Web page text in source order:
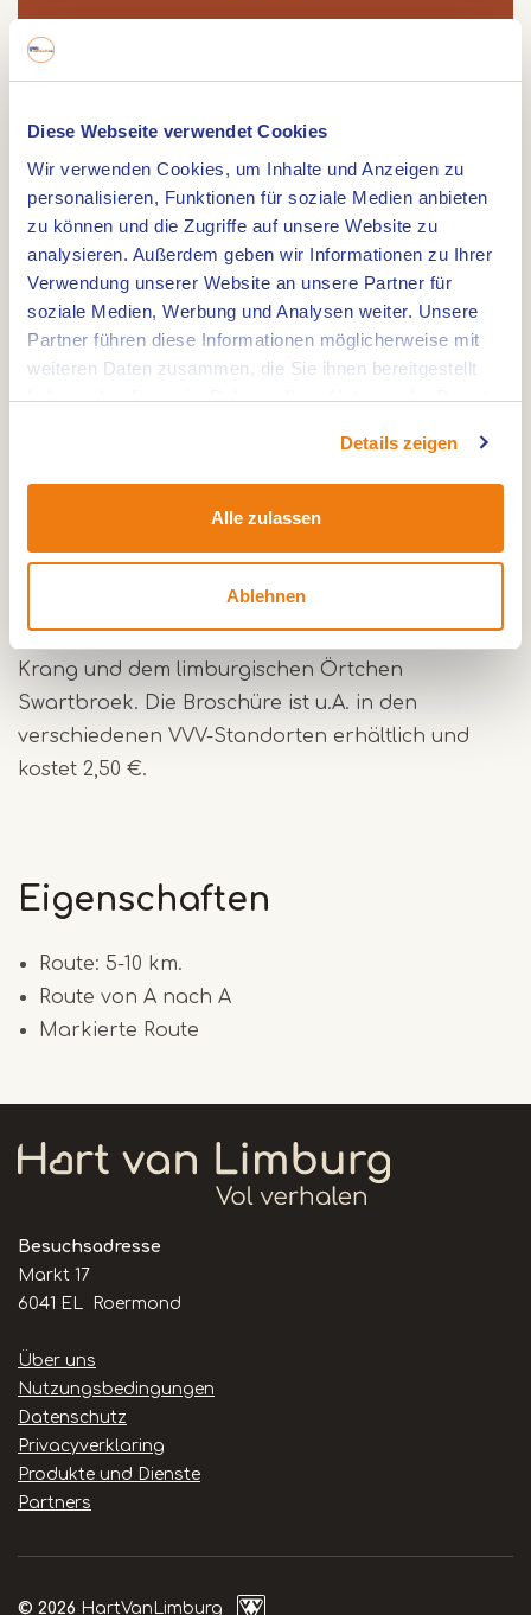
Diese Webseite verwendet Cookies
Wir verwenden Cookies, um Inhalte und Anzeigen zu
personalisieren, Funktionen für soziale Medien anbieten
zu können und die Zugriffe auf unsere Website zu
analysieren. Außerdem geben wir Informationen zu Ihrer
Verwendung unserer Website an unsere Partner für
soziale Medien, Werbung und Analysen weiter. Unsere
Partner führen diese Informationen möglicherweise mit
weiteren Daten zusammen, die Sie ihnen bereitgestellt
haben oder die sie im Rahmen Ihrer Nutzung der Dienste
Details zeigen
Alle zulassen
Ablehnen
ungepflasterte Wege und Waldwege. Swartbroek
liegt in einem prachtvollen Gebiet mit dem
Naturgebiet De Krang als Mittelpunkt.
Früher war das Gebiet ein sumpfiges Gebiet.
Durch das Austrocknen einigen Teilen des Gebiets
sind dort Sandkämme entstanden, worauf
Swartbroek u.A. gebaut wurde. Das Gebiet hat
eine schöne Variation von Mooren und
Trockengebieten. Auf diversen Plätzen finden Sie
hölzerne Wanderpfade durch das prachtvolle
der Broschüre Grenspark Kempen-Broek
Swartbroek- De Krang. Diese Broschüre umfasst 4
schöne Wanderungen durch das Naturgebiet De
Krang und dem limburgischen Örtchen
Swartbroek. Die Broschüre ist u.A. in den
verschiedenen VVV-Standorten erhältlich und
kostet 2,50 €.
Eigenschaften
Route: 5-10 km.
Route von A nach A
Markierte Route
Besuchsadresse
Markt 17
6041 EL Roermond
Handige
links
Über uns
Nutzungsbedingungen
Datenschutz
Privacyverklaring
Produkte und Dienste
Partners
© 2026 HartVanLimburg